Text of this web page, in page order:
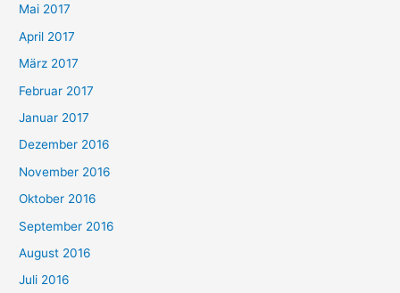
Mai 2017
April 2017
März 2017
Februar 2017
Januar 2017
Dezember 2016
November 2016
Oktober 2016
September 2016
August 2016
Juli 2016